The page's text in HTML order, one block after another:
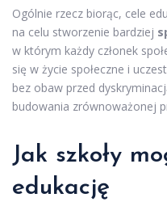
Ogólnie rzecz biorąc, cele
na celu stworzenie bardziej
w którym każdy członek
się w życie społeczne i
bez obaw przed
budowania zrównoważonej
Jak szkoły
edukację